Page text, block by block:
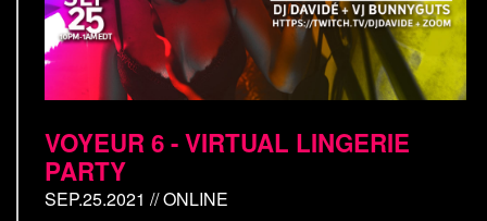
VOYEUR 6 - VIRTUAL LINGERIE
PARTY
SEP.25.2021 // ONLINE